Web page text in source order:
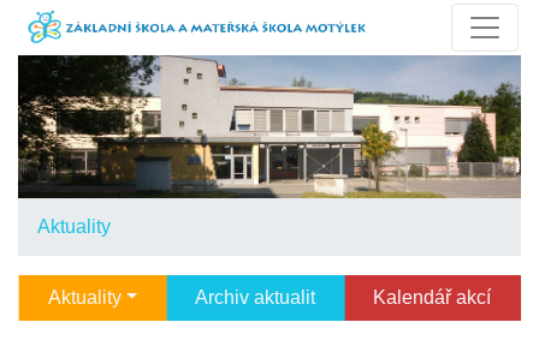
Aktuality
Aktuality Archiv aktualit Kalendář akcí